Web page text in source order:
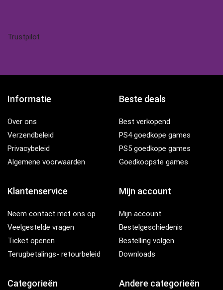
Trustpilot
Informatie
Over ons
Verzendbeleid
Privacybeleid
Algemene voorwaarden
Beste deals
Best verkopend
PS4 goedkope games
PS5 goedkope games
Goedkoopste games
Klantenservice
Neem contact met ons op
Veelgestelde vragen
Ticket openen
Terugbetalings- retourbeleid
Mijn account
Mijn account
Bestelgeschiedenis
Bestelling volgen
Downloads
Categorieën Andere categorieën